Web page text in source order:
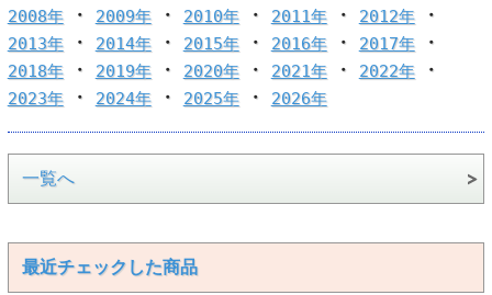
2008年・ 2009年・ 2010年・ 2011年・ 2012年・
2013年・ 2014年・ 2015年・ 2016年・ 2017年・
2018年・ 2019年・ 2020年・ 2021年・ 2022年・
2023年・ 2024年・ 2025年・ 2026年
一覧へ
最近チェックした商品